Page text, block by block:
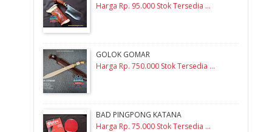
Harga Rp. 95.000 Stok Tersedia ...
GOLOK GOMAR
Harga Rp. 750.000 Stok Tersedia ...
BAD PINGPONG KATANA
Harga Rp. 75.000 Stok Tersedia ...